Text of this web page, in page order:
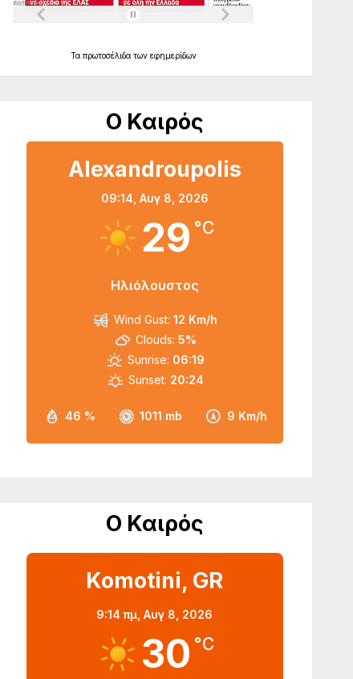
Τα πρωτοσέλιδα των εφημερίδων
Ο Καιρός
Alexandroupolis
09:14, Αυγ 8, 2026
29 °C
Ηλιόλουστος
46 % 1011 mb 9 Km/h
Wind Gust: 12 Km/h
Clouds: 5%
Sunrise: 06:19
Sunset: 20:24
Ο Καιρός
Komotini, GR
9:14 πμ,Αυγ 8, 2026
30 °C